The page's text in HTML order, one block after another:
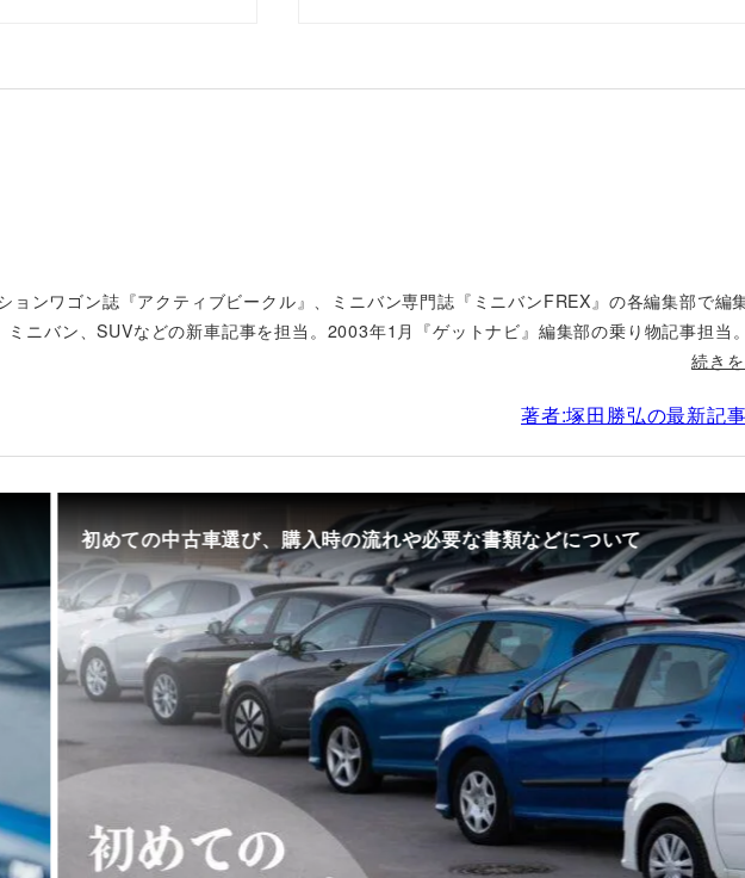
ョンワゴン誌『アクティブビークル』、ミニバン専門誌『ミニバンFREX』の各編集部で編
ミニバン、SUVなどの新車記事を担当。2003年1月『ゲットナビ』編集部の乗り物記事担当。
続き
著者:塚田勝弘の最新記
び、購入時の流れや必要な書類などについて